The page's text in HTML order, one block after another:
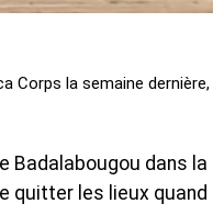
Corps la semaine dernière,
Badalabougou dans la
quitter les lieux quand